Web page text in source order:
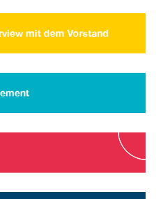
mit dem Vorstand